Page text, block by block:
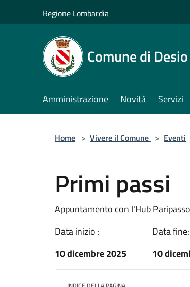
Regione Lombardia
Comune di Desio
Amministrazione Novità Servizi
Home > Vivere il Comune > Eventi
Primi passi
Appuntamento con l'Hub Paripasso
Data inizio :
10 dicembre 2025
Data fine:
10